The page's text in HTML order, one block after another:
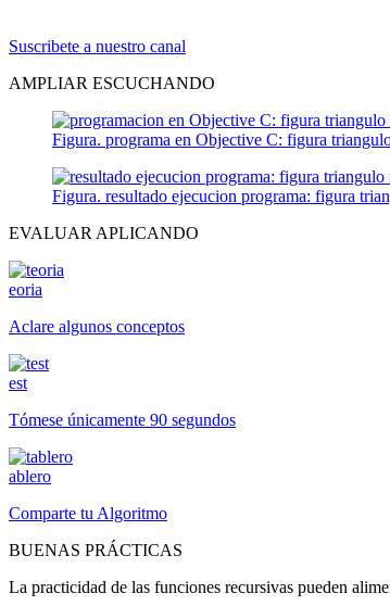
Suscribete a nuestro canal
AMPLIAR ESCUCHANDO
Figura. programa en Objective C: figura
Figura. resultado ejecucion programa: figura
EVALUAR APLICANDO
eoria
Aclare algunos conceptos
est
Tómese únicamente 90 segundos
ablero
Comparte tu Algoritmo
BUENAS PRÁCTICAS
La practicidad de las funciones recursivas pueden